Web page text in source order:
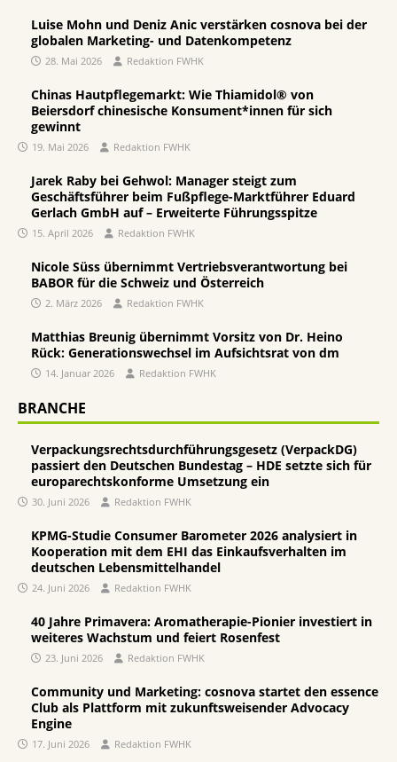
Luise Mohn und Deniz Anic verstärken cosnova bei der
globalen Marketing- und Datenkompetenz
28. Mai 2026 Redaktion FWHK
Chinas Hautpflegemarkt: Wie Thiamidol® von
Beiersdorf chinesische Konsument*innen für sich
gewinnt
19. Mai 2026 Redaktion FWHK
Jarek Raby bei Gehwol: Manager steigt zum
Geschäftsführer beim Fußpflege-Marktführer Eduard
Gerlach GmbH auf – Erweiterte Führungsspitze
15. April 2026 Redaktion FWHK
Nicole Süss übernimmt Vertriebsverantwortung bei
BABOR für die Schweiz und Österreich
2. März 2026 Redaktion FWHK
Matthias Breunig übernimmt Vorsitz von Dr. Heino
Rück: Generationswechsel im Aufsichtsrat von dm
14. Januar 2026 Redaktion FWHK
BRANCHE
Verpackungsrechtsdurchführungsgesetz (VerpackDG)
passiert den Deutschen Bundestag – HDE setzte sich für
europarechtskonforme Umsetzung ein
30. Juni 2026 Redaktion FWHK
KPMG-Studie Consumer Barometer 2026 analysiert in
Kooperation mit dem EHI das Einkaufsverhalten im
deutschen Lebensmittelhandel
24. Juni 2026 Redaktion FWHK
40 Jahre Primavera: Aromatherapie-Pionier investiert in
weiteres Wachstum und feiert Rosenfest
23. Juni 2026 Redaktion FWHK
Community und Marketing: cosnova startet den essence
Club als Plattform mit zukunftsweisender Advocacy
Engine
17. Juni 2026 Redaktion FWHK